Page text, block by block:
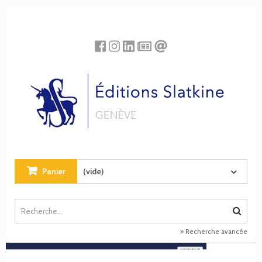
Panier (vide)
Recherche avancée